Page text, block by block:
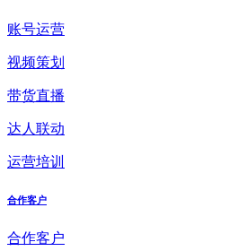
账号运营
视频策划
带货直播
达人联动
运营培训
合作客户
合作客户